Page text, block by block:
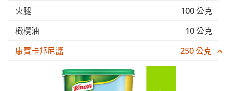
火腿
100 公克
橄欖油
10 公克
康寶卡邦尼醬
250 公克